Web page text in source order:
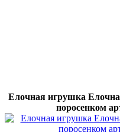
Елочная игрушка
поросенком